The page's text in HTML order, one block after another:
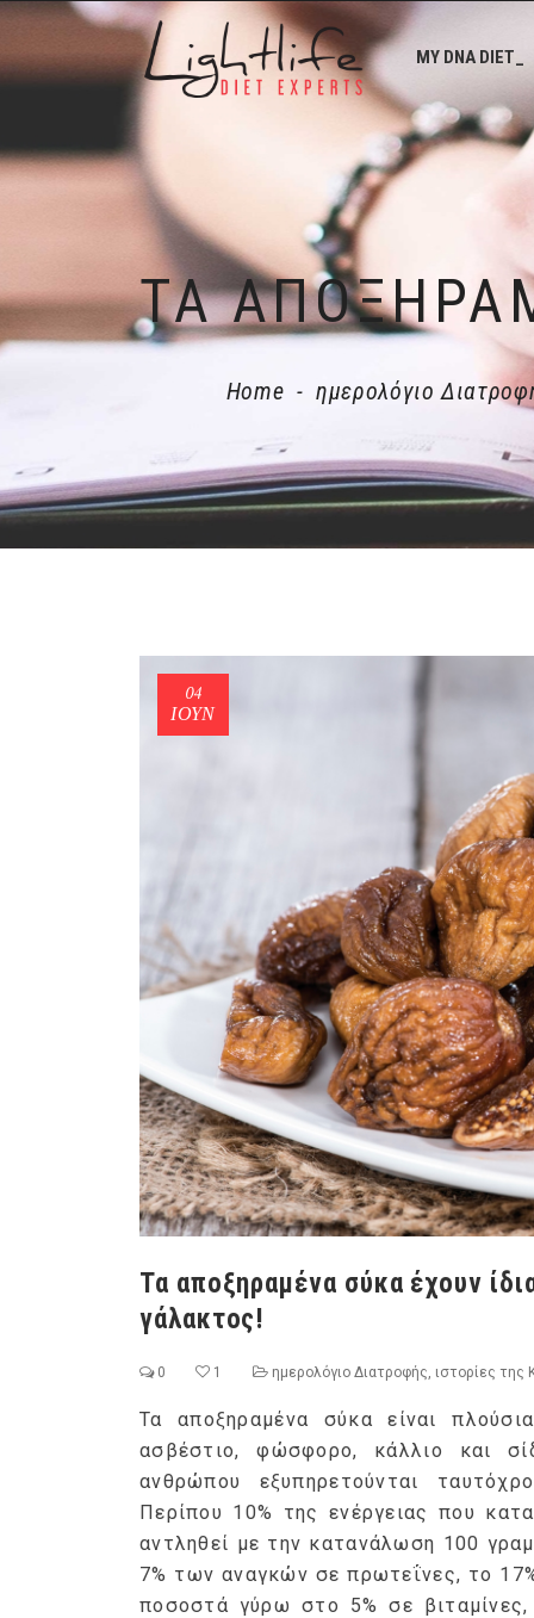
MY DNA DIET_
Home - ημερολόγιο
04
ΙΟΎΝ
Τα αποξηραμένα σύκα έχουν
γάλακτος!
0 1 ημερολόγιο Διατροφής ιστορίες της
Τα αποξηραμένα σύκα είναι
ασβέστιο, φώσφορο, κάλλιο και
ανθρώπου εξυπηρετούνται
Περίπου 10% της ενέργειας που
αντληθεί με την κατανάλωση 100
7% των αναγκών σε πρωτεΐνες, το
ποσοστά γύρω στο 5% σε